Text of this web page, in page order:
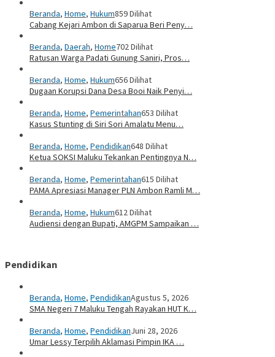
Beranda, Home, Hukum859 Dilihat
Cabang Kejari Ambon di Saparua Beri Peny…
Beranda, Daerah, Home702 Dilihat
Ratusan Warga Padati Gunung Saniri, Pros…
Beranda, Home, Hukum656 Dilihat
Dugaan Korupsi Dana Desa Booi Naik Penyi…
Beranda, Home, Pemerintahan653 Dilihat
Kasus Stunting di Siri Sori Amalatu Menu…
Beranda, Home, Pendidikan648 Dilihat
Ketua SOKSI Maluku Tekankan Pentingnya N…
Beranda, Home, Pemerintahan615 Dilihat
PAMA Apresiasi Manager PLN Ambon Ramli M…
Beranda, Home, Hukum612 Dilihat
Audiensi dengan Bupati, AMGPM Sampaikan …
Pendidikan
Beranda, Home, PendidikanAgustus 5, 2026
SMA Negeri 7 Maluku Tengah Rayakan HUT K…
Beranda, Home, PendidikanJuni 28, 2026
Umar Lessy Terpilih Aklamasi Pimpin IKA …